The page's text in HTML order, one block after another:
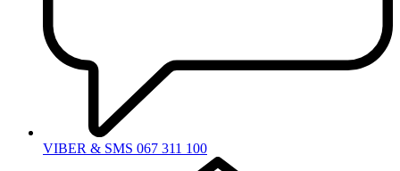
VIBER & SMS 067 311 100